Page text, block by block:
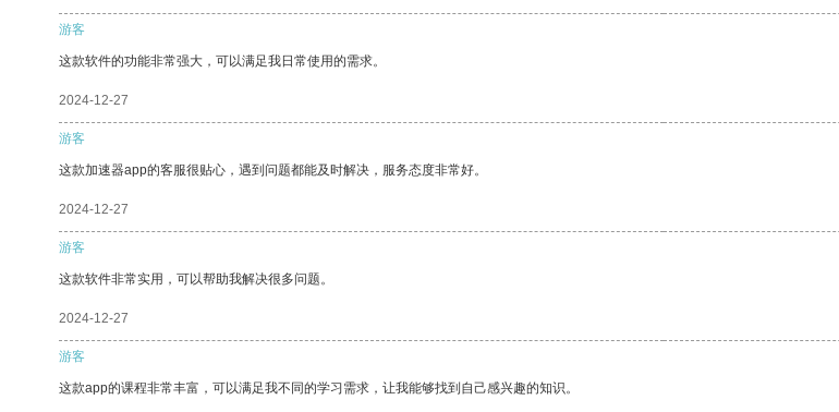
游客
这款软件的功能非常强大，可以满足我日常使用的需求。
2024-12-27
游客
这款加速器app的客服很贴心，遇到问题都能及时解决，服务态度非常好。
2024-12-27
游客
这款软件非常实用，可以帮助我解决很多问题。
2024-12-27
游客
这款app的课程非常丰富，可以满足我不同的学习需求，让我能够找到自己感兴趣的知识。